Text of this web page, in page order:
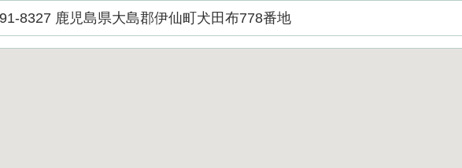
8327 鹿児島県大島郡伊仙町犬田布778番地